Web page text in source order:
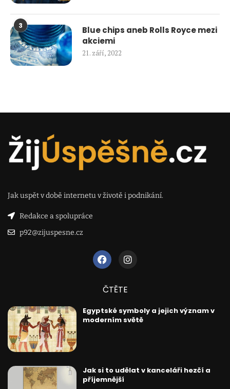
3
Blue chips aneb Rolls Royce mezi
akciemi
21. září, 2022
Jak uspět v době internetu v životě i podnikání.
Redakce a spolupráce
p92@zijuspesne.cz
ČTĚTE
Egyptské symboly a jejich význam v
moderním světě
Jak si to udělat v kanceláři hezčí a
příjemnější